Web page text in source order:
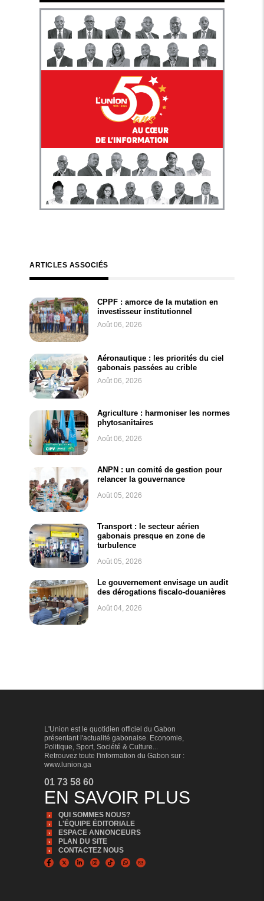
ARTICLES ASSOCIÉS
CPPF : amorce de la mutation en
investisseur institutionnel
Août 06, 2026
Aéronautique : les priorités du ciel
gabonais passées au crible
Août 06, 2026
Agriculture : harmoniser les normes
phytosanitaires
Août 06, 2026
ANPN : un comité de gestion pour
relancer la gouvernance
Août 05, 2026
Transport : le secteur aérien
gabonais presque en zone de
turbulence
Août 05, 2026
Le gouvernement envisage un audit
des dérogations fiscalo-douanières
Août 04, 2026
L'Union est le quotidien officiel du Gabon
présentant l'actualité gabonaise. Economie,
Politique, Sport, Société & Culture...
Retrouvez toute l'information du Gabon sur :
www.lunion.ga
01 73 58 60
EN SAVOIR PLUS
QUI SOMMES NOUS?
L'ÉQUIPE ÉDITORIALE
ESPACE ANNONCEURS
PLAN DU SITE
CONTACTEZ NOUS